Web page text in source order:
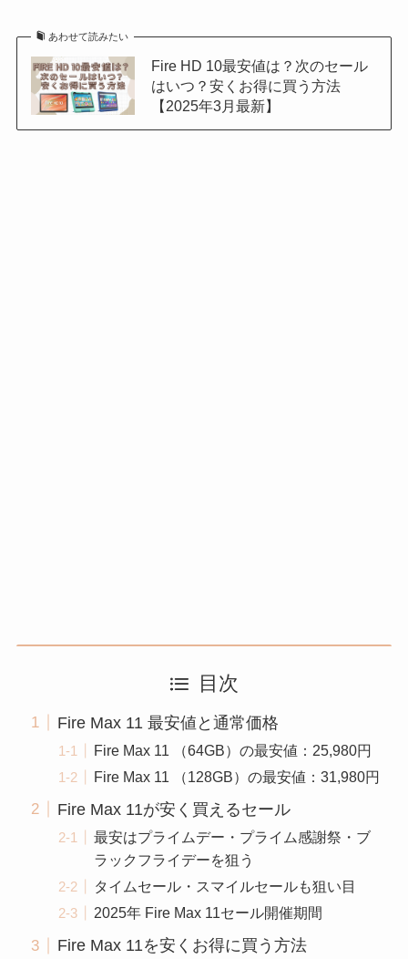
あわせて読みたい
Fire HD 10最安値は？次のセール
はいつ？安くお得に買う方法
【2025年3月最新】
目次
Fire Max 11 最安値と通常価格
Fire Max 11 （64GB）の最安値：25,980円
Fire Max 11 （128GB）の最安値：31,980円
Fire Max 11が安く買えるセール
最安はプライムデー・プライム感謝祭・ブ
ラックフライデーを狙う
タイムセール・スマイルセールも狙い目
2025年 Fire Max 11セール開催期間
Fire Max 11を安くお得に買う方法